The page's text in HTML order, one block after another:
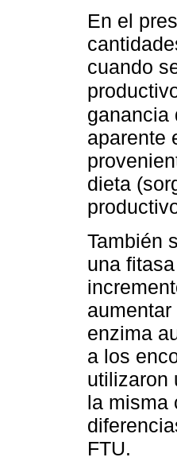
En el
cuando
ganancia
aparente
dieta
También
una
enzima
a los
utilizaron
la misma
FTU.